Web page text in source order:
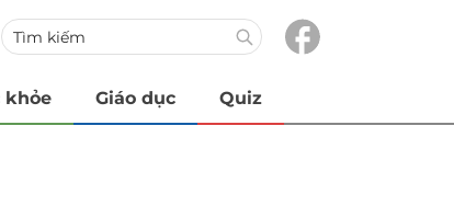
khỏe Giáo dục Quiz